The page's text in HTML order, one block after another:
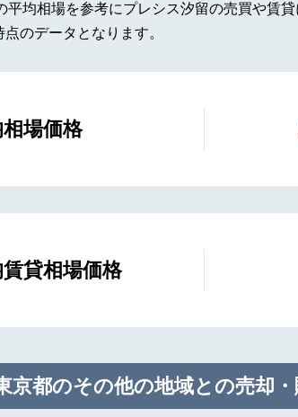
均相場を参考にプレシス汐留の売買や賃
のデータとなります。
場価格
貸相場価格
京都のその他の地域との売却